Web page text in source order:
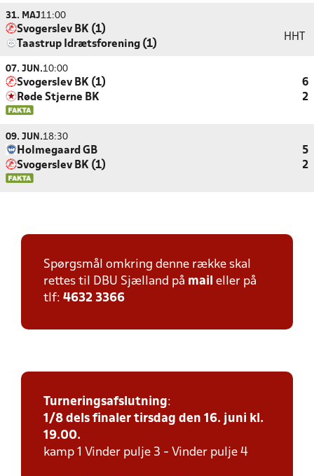
31. MAJ11:00
Svogerslev BK (1)
Taastrup Idrætsforening (1)
HHT
07. JUN.10:00
Svogerslev BK (1)
6
Røde Stjerne BK
2
09. JUN.18:30
Holmegaard GB
5
Svogerslev BK (1)
2
Spørgsmål omkring denne række skal
rettes til DBU Sjælland på mail eller på
tlf: 4632 3366
Turneringsafslutning:
1/8 dels finaler tirsdag den 16. juni kl.
19.00.
kamp 1 Vinder pulje 3 - Vinder pulje 4